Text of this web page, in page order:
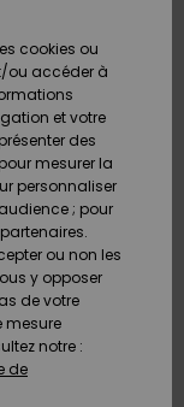
cookies ou
ou accéder à
et votre
des
mesurer la
personnaliser
; pour
ou non les
y opposer
de votre
mesure
notre :
de